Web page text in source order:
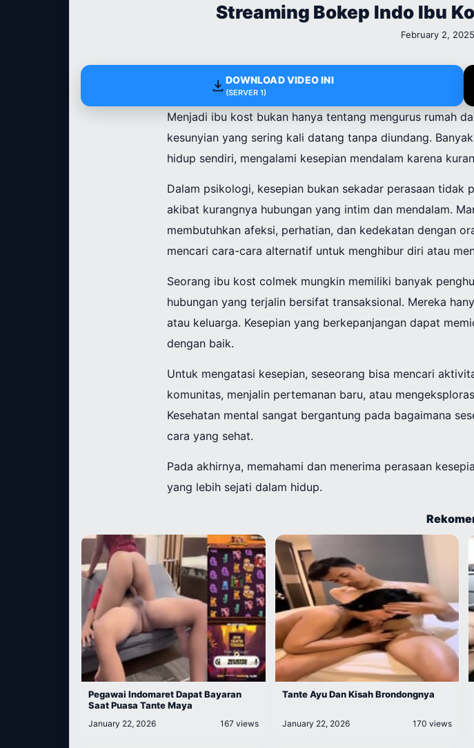
Streaming Bokep Indo Ibu
February 2, 2025
DOWNLOAD VIDEO INI
(SERVER 1)
Menjadi ibu kost bukan hanya tentang mengurus rumah
kesunyian yang sering kali datang tanpa diundang.
hidup sendiri, mengalami kesepian mendalam karena
Dalam psikologi, kesepian bukan sekadar perasaan
akibat kurangnya hubungan yang intim dan mendalam.
membutuhkan afeksi, perhatian, dan kedekatan dengan
mencari cara-cara alternatif untuk menghibur diri atau
Seorang ibu kost colmek mungkin memiliki banyak
hubungan yang terjalin bersifat transaksional. Mereka
atau keluarga. Kesepian yang berkepanjangan dapat
dengan baik.
Untuk mengatasi kesepian, seseorang bisa mencari
komunitas, menjalin pertemanan baru, atau
Kesehatan mental sangat bergantung pada bagaimana
cara yang sehat.
Pada akhirnya, memahami dan menerima perasaan
yang lebih sejati dalam hidup.
Pegawai Indomaret Dapat Bayaran
Saat Puasa Tante Maya
January 22, 2026 167 views
Tante Ayu Dan Kisah Brondongnya
January 22, 2026 170 views